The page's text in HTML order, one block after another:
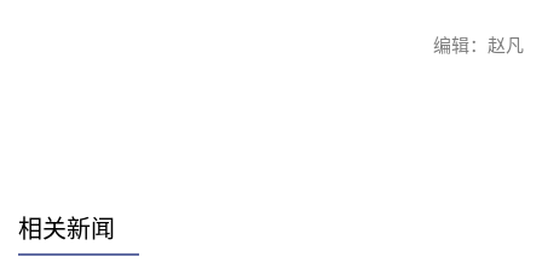
编辑：赵凡
相关新闻